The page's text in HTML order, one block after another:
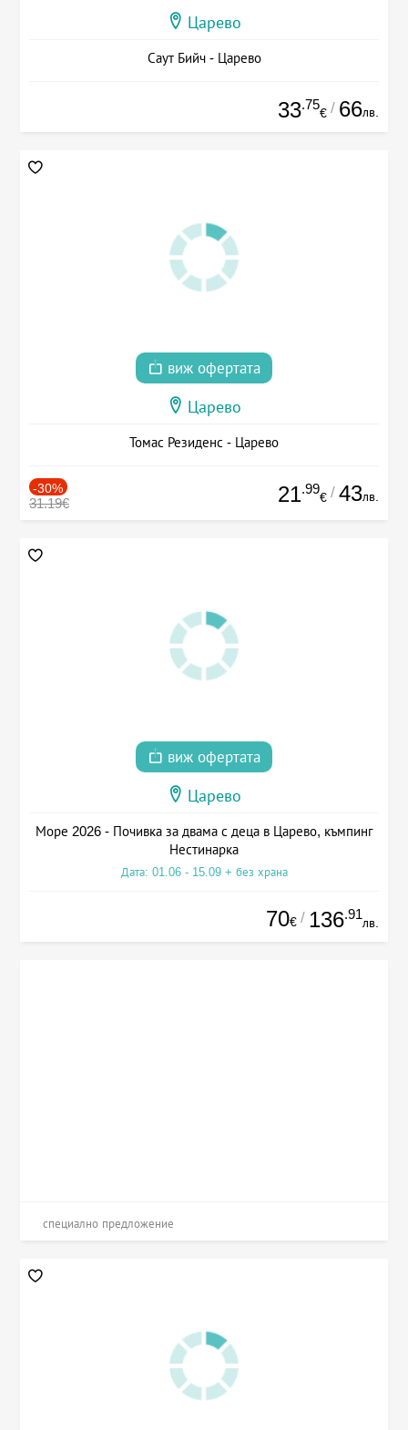
Царево
Саут Бийч - Царево
33.75
€ / 66лв.
виж офертата
Царево
Томас Резиденс - Царево
-30%
31.19€ 21.99
€ / 43лв.
виж офертата
Царево
Море 2026 - Почивка за двама с деца в Царево, къмпинг
Нестинарка
Дата: 01.06 - 15.09 + без храна
70€ / 136.91
лв.
специално предложение